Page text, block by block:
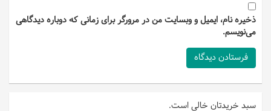
ذخیره نام، ایمیل و وبسایت من در مرورگر برای زمانی که دوباره دیدگاهی
می‌نویسم.
سبد خریدتان خالی است.